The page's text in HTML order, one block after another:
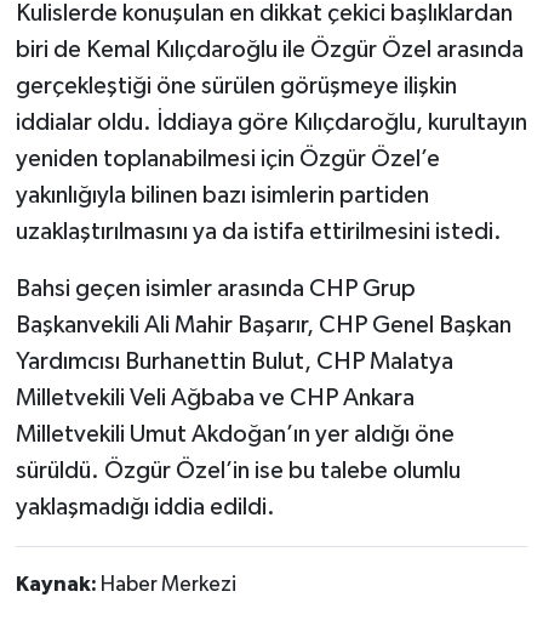
Kulislerde konuşulan en dikkat çekici başlıklardan
biri de Kemal Kılıçdaroğlu ile Özgür Özel arasında
gerçekleştiği öne sürülen görüşmeye ilişkin
iddialar oldu. İddiaya göre Kılıçdaroğlu, kurultayın
yeniden toplanabilmesi için Özgür Özel’e
yakınlığıyla bilinen bazı isimlerin partiden
uzaklaştırılmasını ya da istifa ettirilmesini istedi.
Bahsi geçen isimler arasında CHP Grup
Başkanvekili Ali Mahir Başarır, CHP Genel Başkan
Yardımcısı Burhanettin Bulut, CHP Malatya
Milletvekili Veli Ağbaba ve CHP Ankara
Milletvekili Umut Akdoğan’ın yer aldığı öne
sürüldü. Özgür Özel’in ise bu talebe olumlu
yaklaşmadığı iddia edildi.
Kaynak: Haber Merkezi